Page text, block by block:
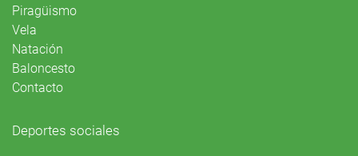
Piragüismo
Vela
Natación
Baloncesto
Contacto
Deportes sociales